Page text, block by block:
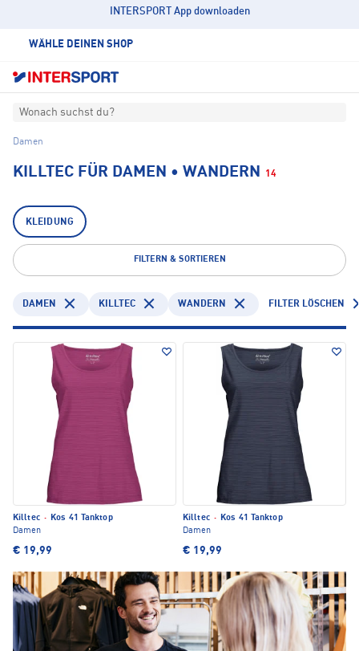
INTERSPORT App downloaden
WÄHLE DEINEN SHOP
Wonach suchst du?
Damen
KILLTEC FÜR DAMEN • WANDERN 14
KLEIDUNG
FILTERN & SORTIEREN
DAMEN KILLTEC WANDERN FILTER LÖSCHEN
Killtec ·
Kos 41 Tanktop
Damen
€ 19,99
Killtec ·
Kos 41 Tanktop
Damen
€ 19,99